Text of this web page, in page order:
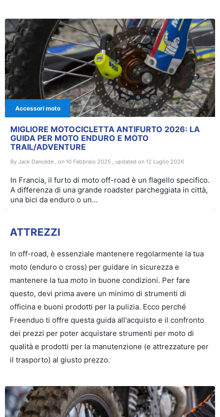
Accessori moto
MIGLIORE MOTOCICLETTA ANTIFURTO 2026: LA
GUIDA PER MOTO ENDURO E MOTO
TRAIL/ADVENTURE
By Jack Dancède , on 10 Febbraio 2025 , updated on 12 Luglio 2026
In Francia, il furto di moto off-road è un flagello specifico.
A differenza di una grande roadster parcheggiata in città,
una bici da enduro o un...
ATTREZZI
In off-road, è essenziale mantenere regolarmente la tua
moto (enduro o cross) per guidare in sicurezza e
mantenere la tua moto in buone condizioni. Per fare
questo, devi prima avere un minimo di strumenti di
officina e buoni prodotti per la pulizia. Ecco perché
Freenduo ti offre questa guida all'acquisto e il confronto
dei prezzi per poter acquistare strumenti per moto di
qualità e prodotti per la manutenzione (e attrezzature per
il trasporto) al giusto prezzo.